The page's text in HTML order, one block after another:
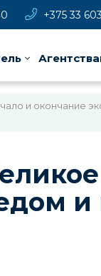
+375 33
и окончание